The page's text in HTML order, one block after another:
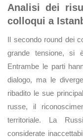
Analisi dei
colloqui a
Il secondo round dei
grande tensione, si
Entrambe le parti
dialogo, ma le
ribadito le sue
russe, il
territoriale. La
considerate